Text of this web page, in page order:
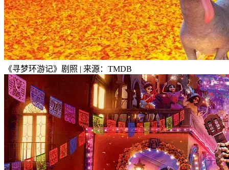
《寻梦环游记》剧照 | 来源：TMDB